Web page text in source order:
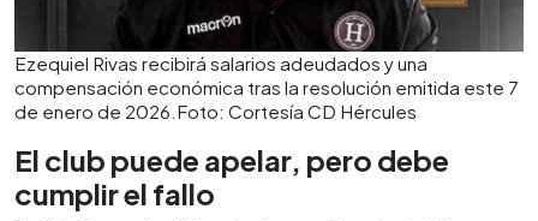
Ezequiel Rivas recibirá salarios adeudados y una
compensación económica tras la resolución emitida este 7
de enero de 2026.Foto: Cortesía CD Hércules
El club puede apelar, pero debe
cumplir el fallo